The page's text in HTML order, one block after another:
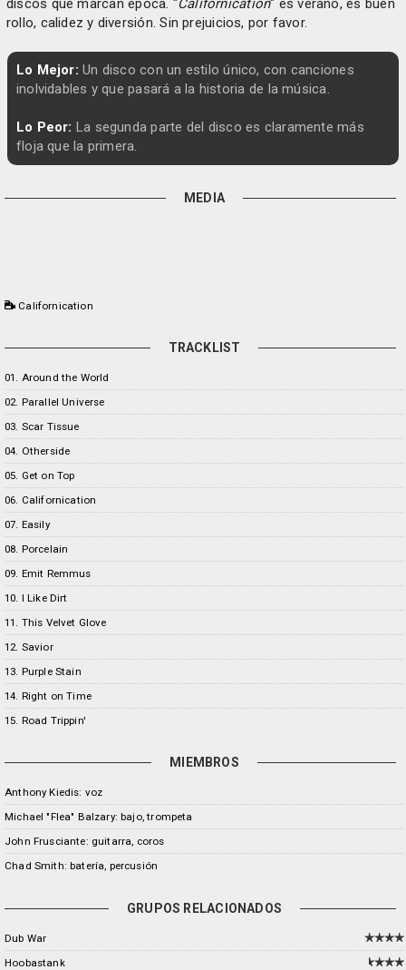
discos que marcan época. "Californication" es verano, es buen
rollo, calidez y diversión. Sin prejuicios, por favor.
Lo Mejor: Un disco con un estilo único, con canciones
inolvidables y que pasará a la historia de la música.
Lo Peor: La segunda parte del disco es claramente más
floja que la primera.
MEDIA
Californication
TRACKLIST
01. Around the World
02. Parallel Universe
03. Scar Tissue
04. Otherside
05. Get on Top
06. Californication
07. Easily
08. Porcelain
09. Emit Remmus
10. I Like Dirt
11. This Velvet Glove
12. Savior
13. Purple Stain
14. Right on Time
15. Road Trippin'
MIEMBROS
Anthony Kiedis: voz
Michael "Flea" Balzary: bajo, trompeta
John Frusciante: guitarra, coros
Chad Smith: batería, percusión
GRUPOS RELACIONADOS
Dub War
Hoobastank